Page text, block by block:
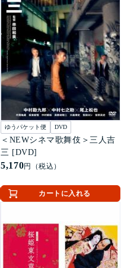
ゆうパケット便 DVD
＜NEWシネマ歌舞伎＞三人吉
三 [DVD]
5,170円（税込）
カートに入れる